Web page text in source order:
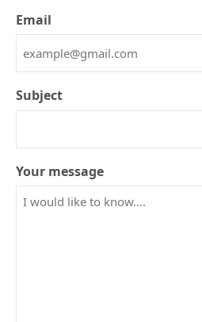
Email
Subject
Your message